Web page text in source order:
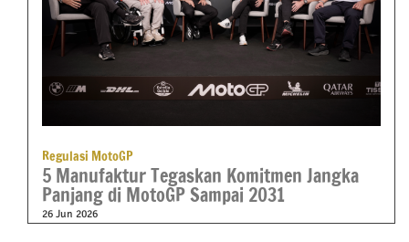
Regulasi MotoGP
5 Manufaktur Tegaskan Komitmen Jangka
Panjang di MotoGP Sampai 2031
26 Jun 2026